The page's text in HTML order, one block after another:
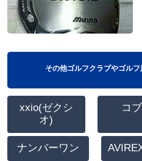
その他ゴルフクラブやゴル
xxio(ゼクシ
オ)
コ
ナンバーワン